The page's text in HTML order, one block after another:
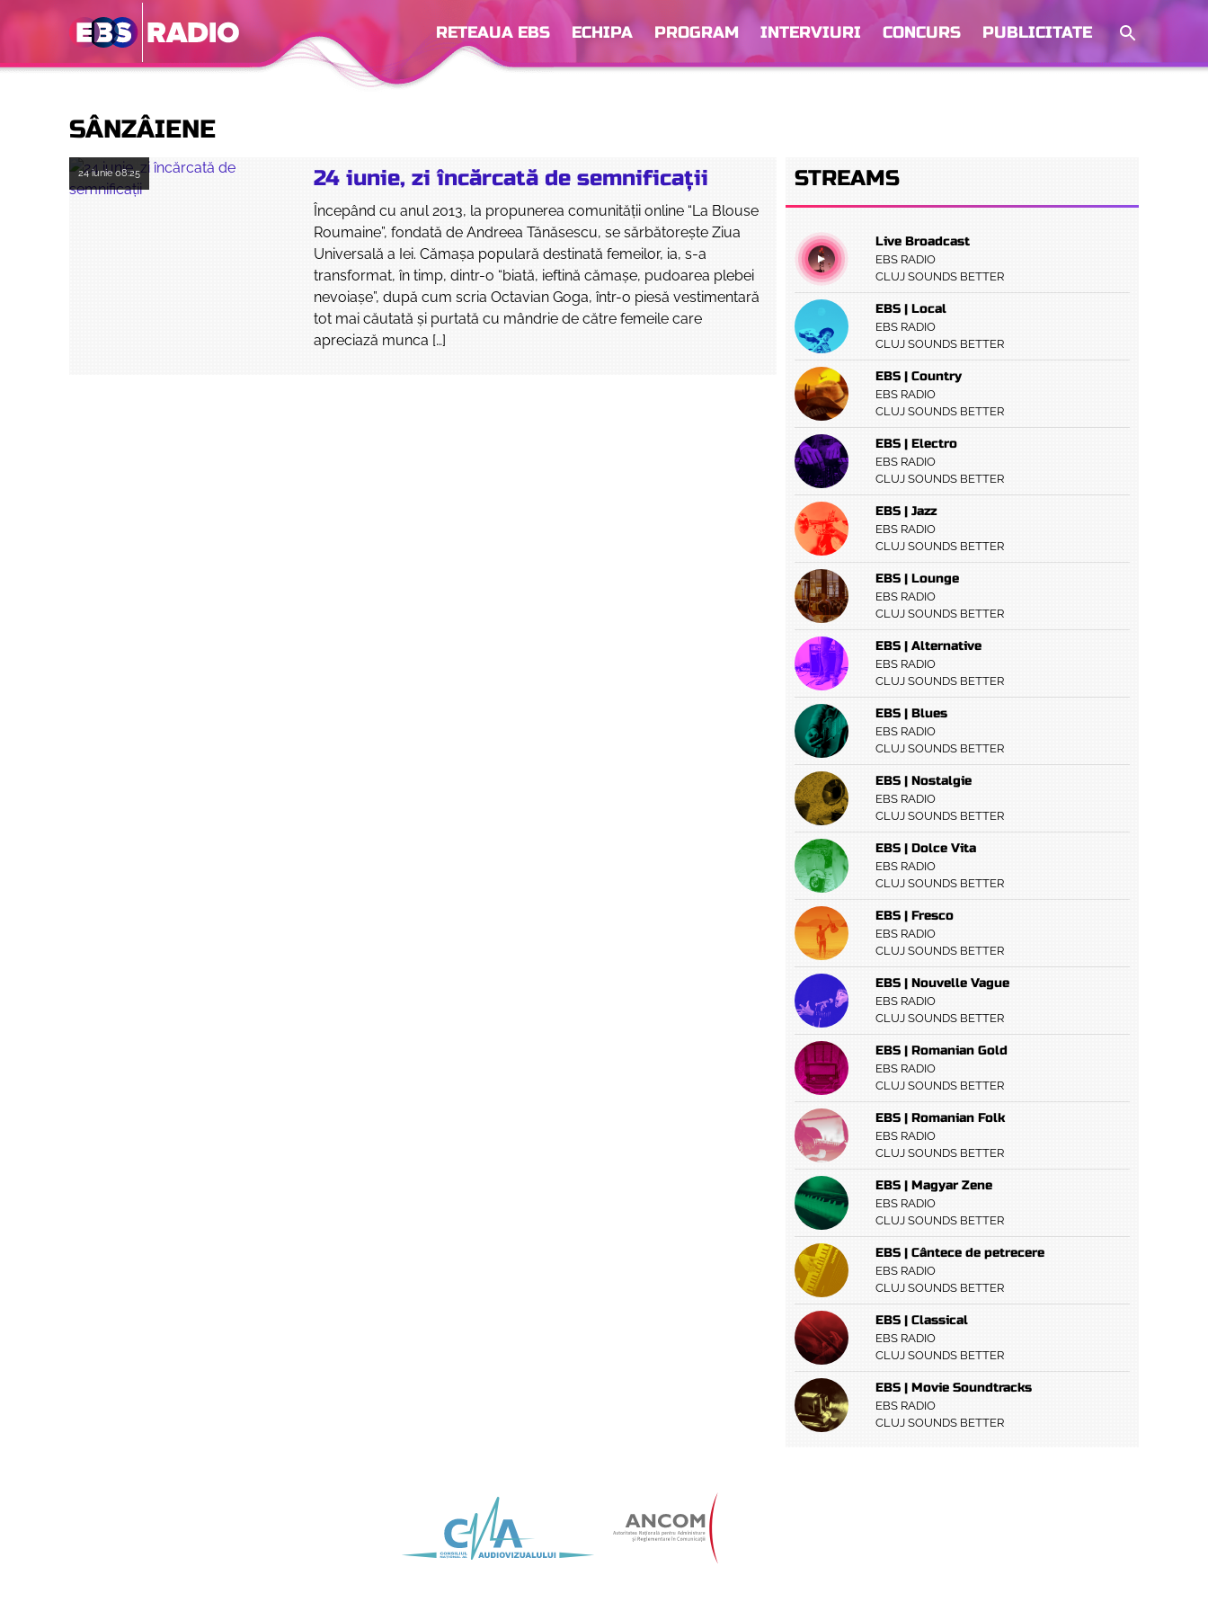
RETEAUA EBS ECHIPA PROGRAM INTERVIURI CONCURS PUBLICITATE
SÂNZÂIENE
24 iunie08:25 24 iunie, zi încărcată de semnificaţii
Începând cu anul 2013, la propunerea comunităţii online “La Blouse
Roumaine”, fondată de Andreea Tănăsescu, se sărbătoreşte Ziua
Universală a Iei. Cămaşa populară destinată femeilor, ia, s-a
transformat, în timp, dintr-o “biată, ieftină cămaşe, pudoarea plebei
nevoiaşe”, după cum scria Octavian Goga, într-o piesă vestimentară
tot mai căutată şi purtată cu mândrie de către femeile care
apreciază munca […]
STREAMS
Live Broadcast
EBS RADIO
CLUJ SOUNDS BETTER
EBS | Local
EBS RADIO
CLUJ SOUNDS BETTER
EBS | Country
EBS RADIO
CLUJ SOUNDS BETTER
EBS | Electro
EBS RADIO
CLUJ SOUNDS BETTER
EBS | Jazz
EBS RADIO
CLUJ SOUNDS BETTER
EBS | Lounge
EBS RADIO
CLUJ SOUNDS BETTER
EBS | Alternative
EBS RADIO
CLUJ SOUNDS BETTER
EBS | Blues
EBS RADIO
CLUJ SOUNDS BETTER
EBS | Nostalgie
EBS RADIO
CLUJ SOUNDS BETTER
EBS | Dolce Vita
EBS RADIO
CLUJ SOUNDS BETTER
EBS | Fresco
EBS RADIO
CLUJ SOUNDS BETTER
EBS | Nouvelle Vague
EBS RADIO
CLUJ SOUNDS BETTER
EBS | Romanian Gold
EBS RADIO
CLUJ SOUNDS BETTER
EBS | Romanian Folk
EBS RADIO
CLUJ SOUNDS BETTER
EBS | Magyar Zene
EBS RADIO
CLUJ SOUNDS BETTER
EBS | Cântece de petrecere
EBS RADIO
CLUJ SOUNDS BETTER
EBS | Classical
EBS RADIO
CLUJ SOUNDS BETTER
EBS | Movie Soundtracks
EBS RADIO
CLUJ SOUNDS BETTER